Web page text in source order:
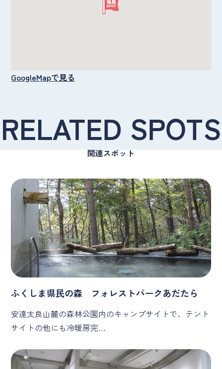
GoogleMapで見る
RELATED SPOTS
関連スポット
ふくしま県民の森 フォレストパークあだたら
安達太良山麓の森林公園内のキャンプサイトで、テント
サイトの他にも冷暖房完…